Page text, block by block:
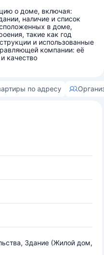
о доме, включая:
наличие и список
в доме,
такие как год
и использованные
компании: её
качество
по адресу
Здание (Жилой дом,